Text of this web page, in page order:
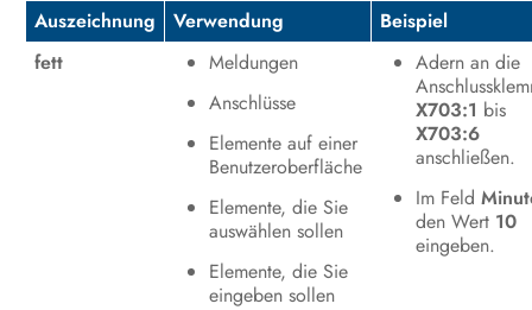
Auszeichnung Verwendung
Beispiel
fett
Meldungen
Anschlüsse
Elemente auf einer
Benutzeroberfläche
Elemente, die Sie
auswählen sollen
Elemente, die Sie
eingeben sollen
Adern an die
X703:1 bis
X703:6
anschließen.
Im Feld
den Wert 10
eingeben.
Übersicht über die
Benutzeroberfläche
Bedienung